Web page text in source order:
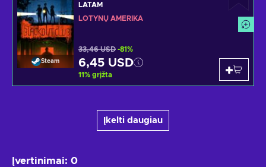
Steam
LATAM
LOTYNŲ AMERIKA
33,46 USD -81%
6,45 USD
11% grįžta
Įkelti daugiau
Įvertinimai: 0